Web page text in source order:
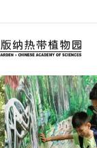
要闻
媒体关注